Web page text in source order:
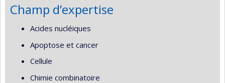
Champ d’expertise
Acides nucléiques
Apoptose et cancer
Cellule
Chimie combinatoire